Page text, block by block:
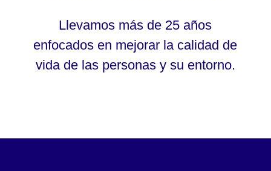
Llevamos más de 25 años
enfocados en mejorar la calidad de
vida de las personas y su entorno.